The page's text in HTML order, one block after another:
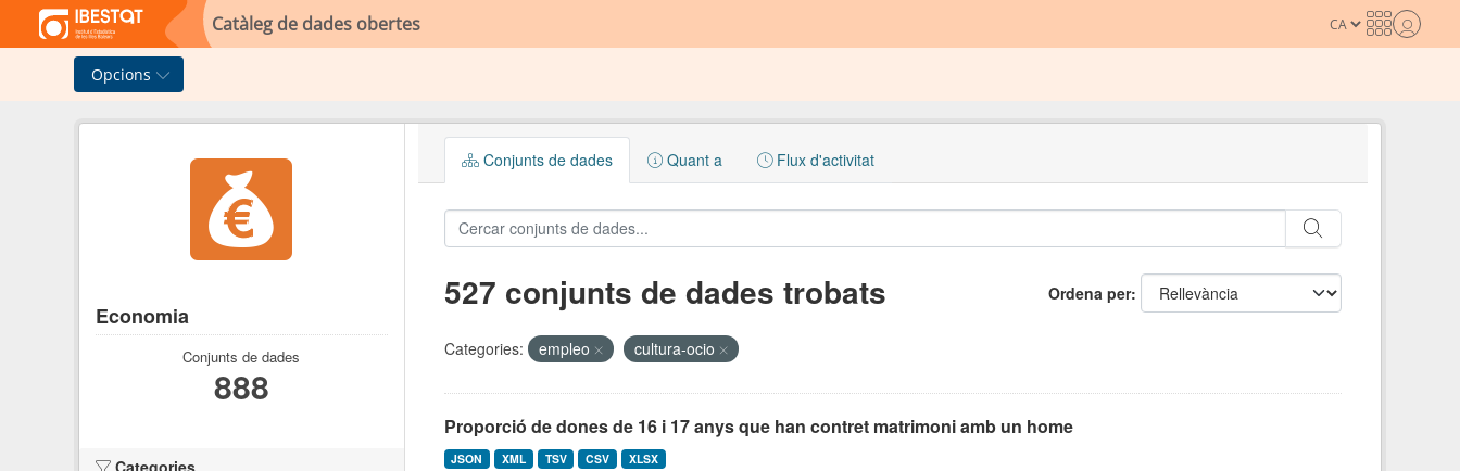
Skip to main content
Catàleg de dades obertes
Opcions
Economia
Conjunts de dades
888
Categories
Conjunts de dades Quant a Flux d'activitat
Ordena per
527 conjunts de dades trobats
Categories: empleo cultura-ocio
Proporció de dones de 16 i 17 anys que han contret matrimoni amb un home
JSON XML TSV CSV XLSX